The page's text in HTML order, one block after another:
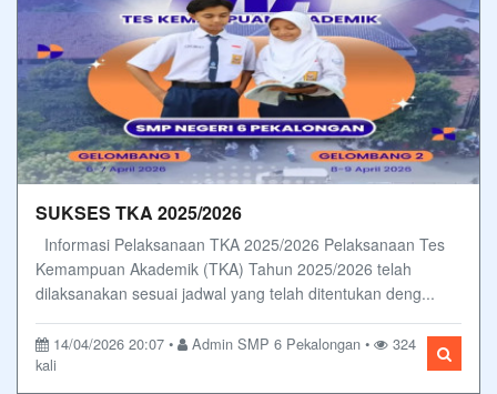
SUKSES TKA 2025/2026
Informasi Pelaksanaan TKA 2025/2026 Pelaksanaan Tes
Kemampuan Akademik (TKA) Tahun 2025/2026 telah
dilaksanakan sesuai jadwal yang telah ditentukan deng...
14/04/2026 20:07 • Admin SMP 6 Pekalongan •
324
kali